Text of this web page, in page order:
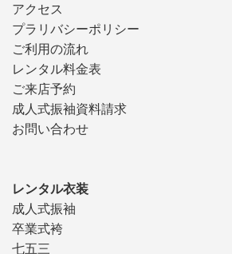
アクセス
プラリバシーポリシー
ご利用の流れ
レンタル料金表
ご来店予約
成人式振袖資料請求
お問い合わせ
レンタル衣装
成人式振袖
卒業式袴
七五三